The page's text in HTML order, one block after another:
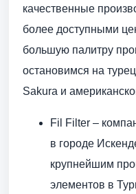
качественные
более доступными
большую палитру
остановимся на
Sakura и
Fil Filter –
в городе
крупнейшим
элементов в